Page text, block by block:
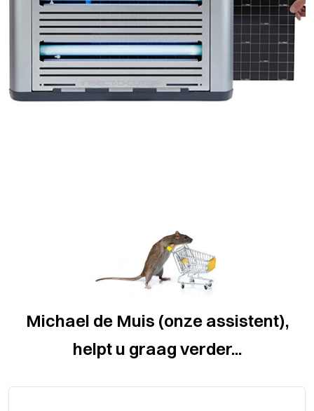
Michael de Muis (onze assistent),
helpt u graag verder...